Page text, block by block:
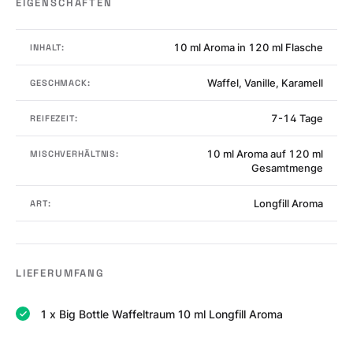
INHALT: 10 ml Aroma in 120 ml Flasche
GESCHMACK: Waffel, Vanille, Karamell
REIFEZEIT: 7-14 Tage
MISCHVERHÄLTNIS:
10 ml Aroma auf 120 ml
Gesamtmenge
ART: Longfill Aroma
LIEFERUMFANG
1 x Big Bottle Waffeltraum 10 ml Longfill Aroma